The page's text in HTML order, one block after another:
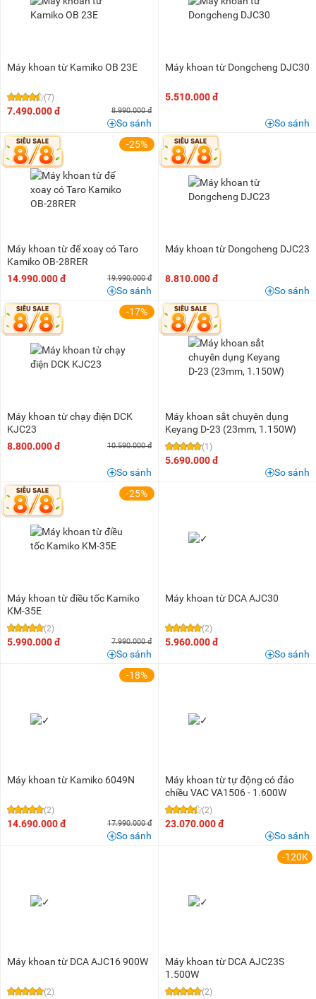
8 triệu - 10 triệu (7)
15 triệu - 20 triệu (1)
25 triệu - 30 triệu
(1)
Máy khoan từ Kamiko OB 23E
(7)
7.490.000 đ 8.990.000 đ
So sánh
Máy khoan từ Dongcheng DJC30
5.510.000 đ
So sánh
-25%
Máy khoan từ đế xoay có Taro
Kamiko OB-28RER
14.990.000 đ
19.990.000 đ
So sánh
Máy khoan từ Dongcheng DJC23
8.810.000 đ
So sánh
-17%
Máy khoan từ chạy điện DCK
KJC23
8.800.000 đ
10.590.000 đ
So sánh
Máy khoan sắt chuyên dụng
Keyang D-23 (23mm, 1.150W)
(1)
5.690.000 đ
So sánh
-25%
Máy khoan từ điều tốc Kamiko
KM-35E
(2)
5.990.000 đ 7.990.000 đ
So sánh
Máy khoan từ DCA AJC30
(2)
5.960.000 đ
So sánh
-18%
Máy khoan từ Kamiko 6049N
(2)
14.690.000 đ 17.990.000 đ
So sánh
Máy khoan từ tự động có đảo
chiều VAC VA1506 - 1.600W
(2)
23.070.000 đ
So sánh
Máy khoan từ DCA AJC16 900W
(2)
-120K
Máy khoan từ DCA AJC23S
1.500W
(2)